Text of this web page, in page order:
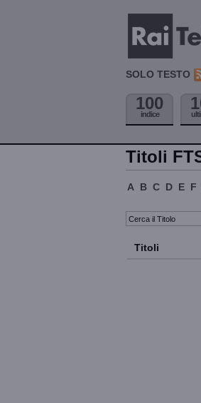
SOLO TESTO
100
indice
Titoli
A B C D E F
Titoli